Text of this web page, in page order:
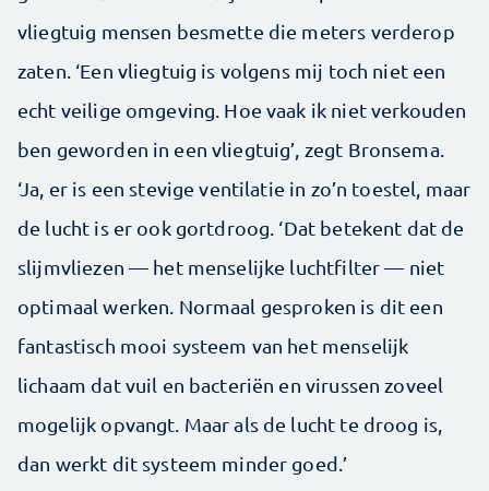
vliegtuig mensen besmette die meters verderop
zaten. ‘Een vliegtuig is volgens mij toch niet een
echt veilige omgeving. Hoe vaak ik niet verkouden
ben geworden in een vliegtuig’, zegt Bronsema.
‘Ja, er is een stevige ventilatie in zo’n toestel, maar
de lucht is er ook gortdroog. ‘Dat betekent dat de
slijmvliezen — het menselijke luchtfilter — niet
optimaal werken. Normaal gesproken is dit een
fantastisch mooi systeem van het menselijk
lichaam dat vuil en bacteriën en virussen zoveel
mogelijk opvangt. Maar als de lucht te droog is,
dan werkt dit systeem minder goed.’